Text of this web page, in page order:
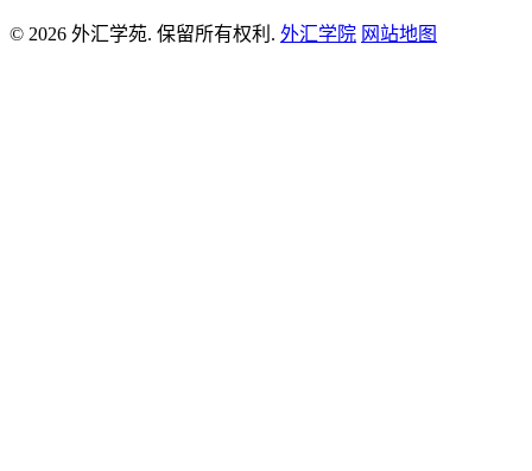
© 2026 外汇学苑. 保留所有权利. 外汇学院 网站地图